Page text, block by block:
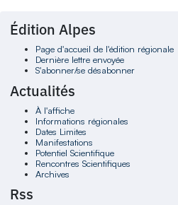
Édition Alpes
Page d'accueil de l'édition régionale
Dernière lettre envoyée
S'abonner/se désabonner
Actualités
À l'affiche
Informations régionales
Dates Limites
Manifestations
Potentiel Scientifique
Rencontres Scientifiques
Archives
Rss